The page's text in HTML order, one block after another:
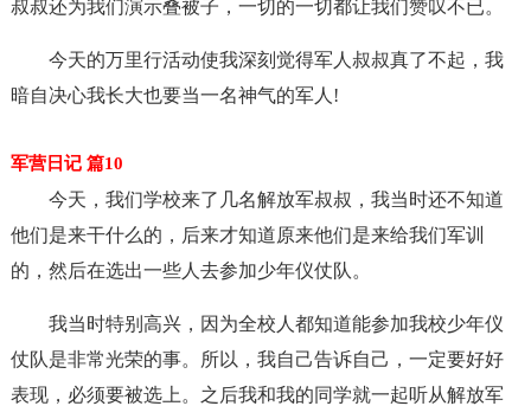
叔叔还为我们演示叠被子，一切的一切都让我们赞叹不已。
今天的万里行活动使我深刻觉得军人叔叔真了不起，我
暗自决心我长大也要当一名神气的军人!
军营日记 篇10
今天，我们学校来了几名解放军叔叔，我当时还不知道
他们是来干什么的，后来才知道原来他们是来给我们军训
的，然后在选出一些人去参加少年仪仗队。
我当时特别高兴，因为全校人都知道能参加我校少年仪
仗队是非常光荣的事。所以，我自己告诉自己，一定要好好
表现，必须要被选上。之后我和我的同学就一起听从解放军